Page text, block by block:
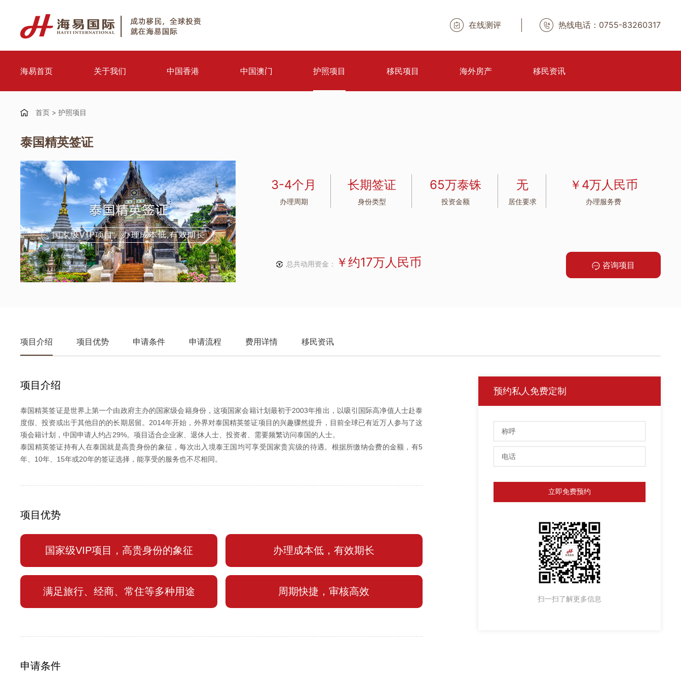
在线测评 热线电话：0755-83260317
海易首页 关于我们 中国香港 中国澳门 护照项目 移民项目 海外房产 移民资讯
首页 > 护照项目
泰国精英签证
3-4个月
办理周期
长期签证
身份类型
65万泰铢
投资金额
无
居住要求
￥4万人民币
办理服务费
总共动用资金： ￥约17万人民币 咨询项目
项目介绍 项目优势 申请条件 申请流程 费用详情 移民资讯
项目介绍
泰国精英签证是世界上第一个由政府主办的国家级会籍身份，这项国家会籍计划最初于2003年推出，以吸引国际高净值人士赴泰
度假、投资或出于其他目的的长期居留。2014年开始，外界对泰国精英签证项目的兴趣骤然提升，目前全球已有近万人参与了这
项会籍计划，中国申请人约占29%。项目适合企业家、退休人士、投资者、需要频繁访问泰国的人士。
泰国精英签证持有人在泰国就是高贵身份的象征，每次出入境泰王国均可享受国家贵宾级的待遇。根据所缴纳会费的金额，有5
年、10年、15年或20年的签证选择，能享受的服务也不尽相同。
项目优势
国家级VIP项目，高贵身份的象征 办理成本低，有效期长
满足旅行、经商、常住等多种用途 周期快捷，审核高效
申请条件
预约私人免费定制
立即免费预约
扫一扫了解更多信息